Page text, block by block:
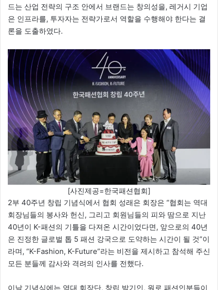
드는 산업 전략의 구조 안에서 브랜드는 창의성을, 레거시 기업
은 인프라를, 투자자는 전략가로서 역할을 수행해야 한다는 결
론을 도출하였다.
[사진제공=한국패션협회]
2부 40주년 창립 기념식에서 협회 성래은 회장은 “협회는 역대
회장님들의 봉사와 헌신, 그리고 회원님들의 피와 땀으로 지난
40년이 K-패션의 기틀을 다져온 시간이었다면, 앞으로의 40년
은 진정한 글로벌 톱 5 패션 강국으로 도약하는 시간이 될 것”이
라며, “K-Fashion, K-Future”라는 비전을 제시하고 참석해 주신
모든 분들께 감사와 격려의 인사를 전했다.
이날 기념식에는 역대 회장단, 창립 발기인, 원로 패션인분들이